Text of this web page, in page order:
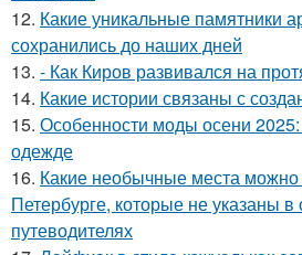
12. Какие уникальные памятники
сохранились до наших дней
13. - Как Киров развивался на
14. Какие истории связаны с
15. Особенности моды осени
одежде
16. Какие необычные места можно
Петербурге, которые не указаны
путеводителях